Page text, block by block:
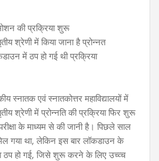
की प्रक्रिया शुरू
श्रेणी में किया जाना है प्रोन्नत
में ठप हो गई थी प्रक्रिया
स्नातक एवं स्नातकोत्तर महाविद्यालयों में
श्रेणी में प्रोन्नति की प्रक्रिया फिर शुरू
के माध्यम से की जानी है। पिछले साल
गया था, लेकिन इस बार लॉकडाउन के
ठप हो गई, जिसे शुरू करने के लिए उच्व्च